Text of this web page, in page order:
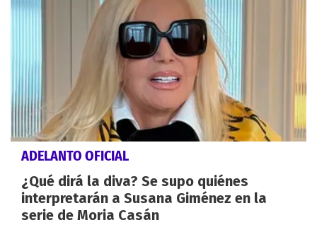
ADELANTO OFICIAL
¿Qué dirá la diva? Se supo quiénes
interpretarán a Susana Giménez en la
serie de Moria Casán